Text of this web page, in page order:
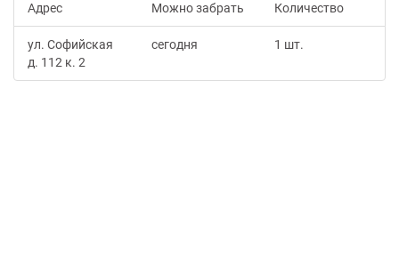
Адрес Можно забрать Количество
ул. Софийская
д. 112 к. 2
сегодня 1 шт.